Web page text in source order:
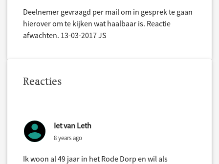
Deelnemer gevraagd per mail om in gesprek te gaan
hierover om te kijken wat haalbaar is. Reactie
afwachten. 13-03-2017 JS
Reacties
Iet van Leth
8 years ago
Ik woon al 49 jaar in het Rode Dorp en wil als